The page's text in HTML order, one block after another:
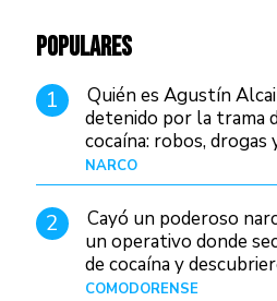
POPULARES
1
Quién es Agustín
detenido por la trama
cocaína: robos, drogas
judiciales
NARCO
2
Cayó un poderoso
un operativo donde
de cocaína y
Patagonia
COMODORENSE